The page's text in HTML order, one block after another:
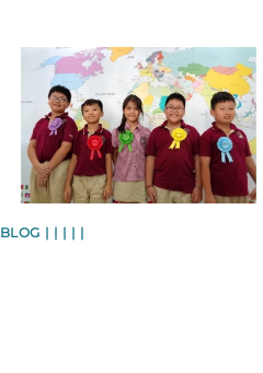
News image
BLOG | | | | |